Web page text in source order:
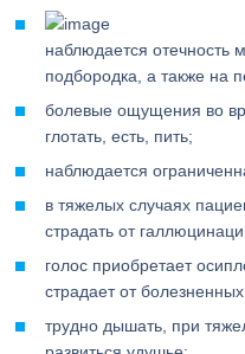
наблюдается отечность
подбородка, а также на
болевые ощущения во
глотать, есть, пить;
наблюдается
в тяжелых случаях
страдать от
голос приобретает
страдает от
трудно дышать, при